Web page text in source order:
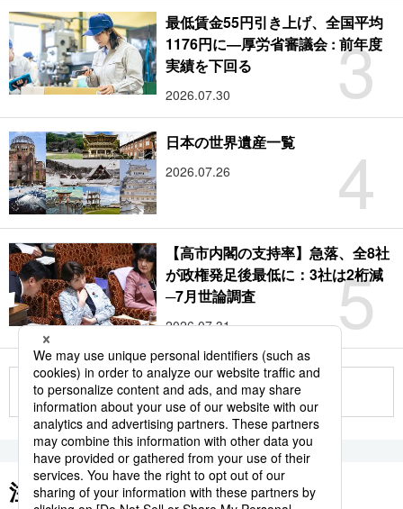
3
最低賃金55円引き上げ、全国平均
1176円に―厚労省審議会 : 前年度
実績を下回る
2026.07.30
4
日本の世界遺産一覧
2026.07.26
5
【高市内閣の支持率】急落、全8社
が政権発足後最低に：3社は2桁減
─7月世論調査
2026.07.31
もっと見る
注目のキーワード